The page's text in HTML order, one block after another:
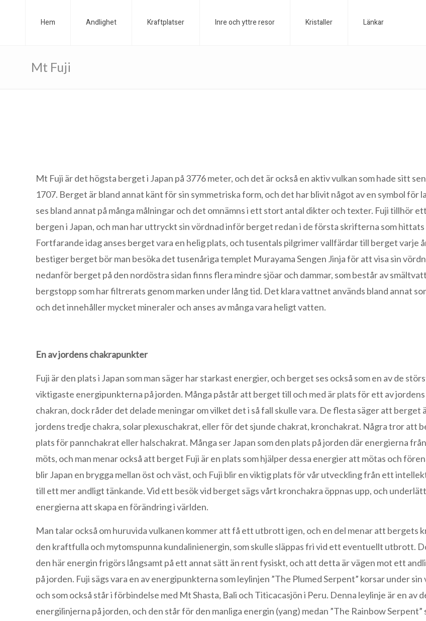
Hem Andlighet Kraftplatser Inre och yttre resor Kristaller Länkar
Mt Fuji
Mt Fuji är det högsta berget i Japan på 3776 meter, och det är också en aktiv vulkan som hade sitt
1707. Berget är bland annat känt för sin symmetriska form, och det har blivit något av en symbol för
ses bland annat på många målningar och det omnämns i ett stort antal dikter och texter. Fuji tillhör
bergen i Japan, och man har uttryckt sin vördnad inför berget redan i de första skrifterna som hittats
Fortfarande idag anses berget vara en helig plats, och tusentals pilgrimer vallfärdar till berget varje
bestiger berget bör man besöka det tusenåriga templet Murayama Sengen Jinja för att visa sin
nedanför berget på den nordöstra sidan finns flera mindre sjöar och dammar, som består av
bergstopp som har filtrerats genom marken under lång tid. Det klara vattnet används bland annat
och det innehåller mycket mineraler och anses av många vara heligt vatten.
En av jordens chakrapunkter
Fuji är den plats i Japan som man säger har starkast energier, och berget ses också som en av de
viktigaste energipunkterna på jorden. Många påstår att berget till och med är plats för ett av
chakran, dock råder det delade meningar om vilket det i så fall skulle vara. De flesta säger att berget
jordens tredje chakra, solar plexuschakrat, eller för det sjunde chakrat, kronchakrat. Några tror att
plats för pannchakrat eller halschakrat. Många ser Japan som den plats på jorden där energierna
möts, och man menar också att berget Fuji är en plats som hjälper dessa energier att mötas och
blir Japan en brygga mellan öst och väst, och Fuji blir en viktig plats för vår utveckling från ett
till ett mer andligt tänkande. Vid ett besök vid berget sägs vårt kronchakra öppnas upp, och
energierna att skapa en förändring i världen.
Man talar också om huruvida vulkanen kommer att få ett utbrott igen, och en del menar att bergets
den kraftfulla och mytomspunna kundalinienergin, som skulle släppas fri vid ett eventuellt utbrott.
den här energin frigörs långsamt på ett annat sätt än rent fysiskt, och att detta är vägen mot ett
på jorden. Fuji sägs vara en av energipunkterna som leylinjen ”The Plumed Serpent” korsar under
och som också står i förbindelse med Mt Shasta, Bali och Titicacasjön i Peru. Denna leylinje är en av
energilinjerna på jorden, och den står för den manliga energin (yang) medan ”The Rainbow Serpent”